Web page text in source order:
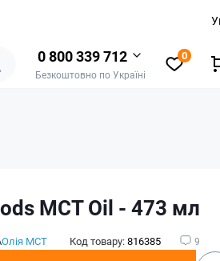
0 800 339 712
Безкоштовно по Україні
0
MCT Oil - 473 мл
Олія МСТ Код товару:816385 9